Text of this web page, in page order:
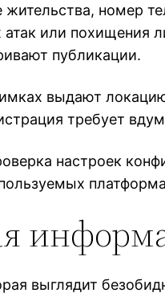
номер
атак или похищения
публикации.
выдают
требует
настроек
выглядит